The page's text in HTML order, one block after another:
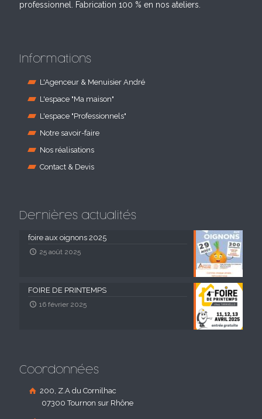
professionnel. Fabrication 100 % en nos ateliers.
Informations
L'Agenceur & Menuisier André
L'espace "Ma maison"
L'espace "Professionnels"
Notre savoir-faire
Nos réalisations
Contact & Devis
Dernières actualités
foire aux oignons 2025
25 août 2025
FOIRE DE PRINTEMPS
16 février 2025
Coordonnées
200, Z.A du Cornilhac
07300 Tournon sur Rhône